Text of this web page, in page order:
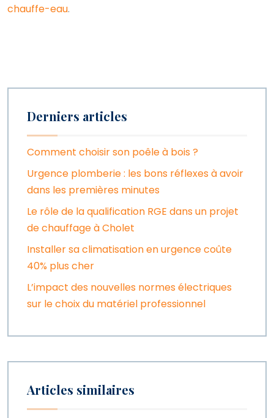
chauffe-eau.
Derniers articles
Comment choisir son poêle à bois ?
Urgence plomberie : les bons réflexes à avoir
dans les premières minutes
Le rôle de la qualification RGE dans un projet
de chauffage à Cholet
Installer sa climatisation en urgence coûte
40% plus cher
L’impact des nouvelles normes électriques
sur le choix du matériel professionnel
Articles similaires